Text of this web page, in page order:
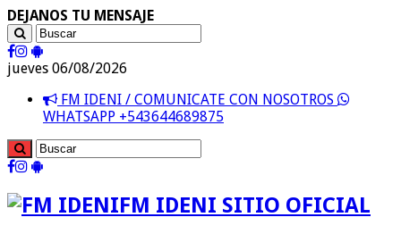
DEJANOS TU MENSAJE
jueves 06/08/2026
FM IDENI / COMUNICATE CON NOSOTROS
WHATSAPP +543644689875
FM IDENI SITIO OFICIAL